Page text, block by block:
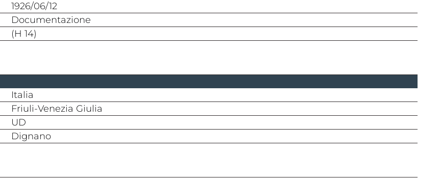
1926/06/12
documentazione
(h 14)
Italia
Friuli-Venezia Giulia
UD
Dignano